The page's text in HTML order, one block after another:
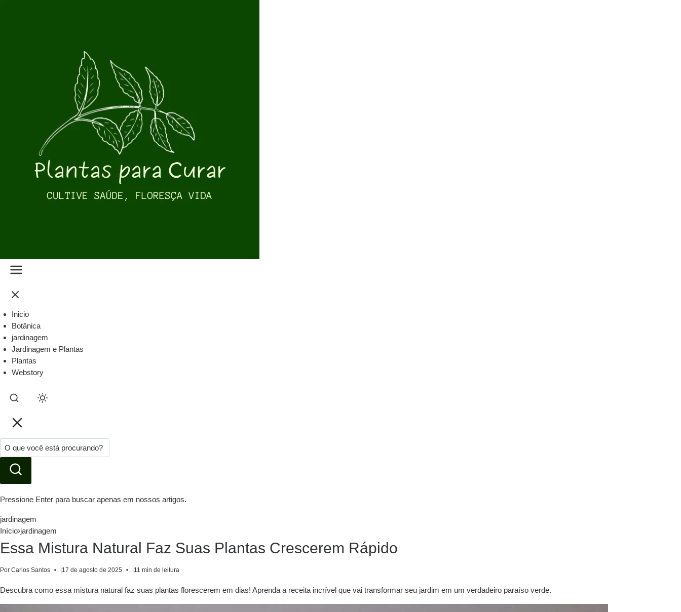
Inicio
Botânica
jardinagem
Jardinagem e Plantas
Plantas
Webstory
Pressione Enter para buscar apenas em nossos artigos.
jardinagem
Início›jardinagem
Essa Mistura Natural Faz Suas Plantas Crescerem Rápido
Por Carlos Santos |17 de agosto de 2025 |11 min de leitura
Descubra como essa mistura natural faz suas plantas florescerem em dias! Aprenda a receita incrível que vai transformar seu jardim em um verdadeiro paraíso verde.